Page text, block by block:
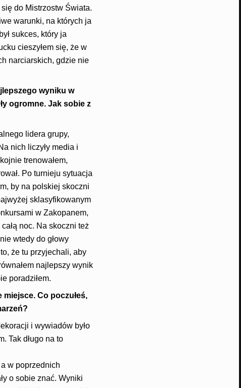
do Mistrzostw Świata.
warunki, na których ja
sukces, który ja
cieszyłem się, że w
narciarskich, gdzie nie
wyniku w
ogromne. Jak sobie z
lidera grupy,
nich liczyły media i
trenowałem,
Po turnieju sytuacja
by na polskiej skoczni
sklasyfikowanym
w Zakopanem,
noc. Na skoczni też
wtedy do głowy
że tu przyjechali, aby
najlepszy wynik
poradziłem.
Co poczułeś,
i wywiadów było
Tak długo na to
w poprzednich
o sobie znać. Wyniki